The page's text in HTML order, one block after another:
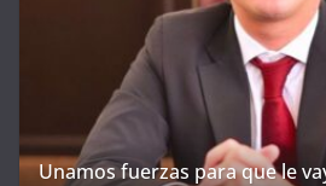
Unamos fuerzas para que le